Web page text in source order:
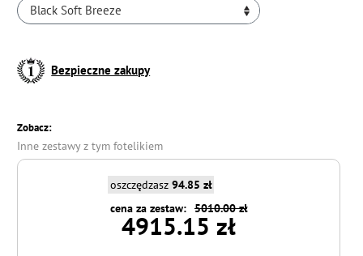
Black Soft Breeze
Bezpieczne zakupy
Zobacz:
Inne zestawy z tym fotelikiem
oszczędzasz 94.85 zł
5010.00 zł
cena za zestaw:
4915.15 zł